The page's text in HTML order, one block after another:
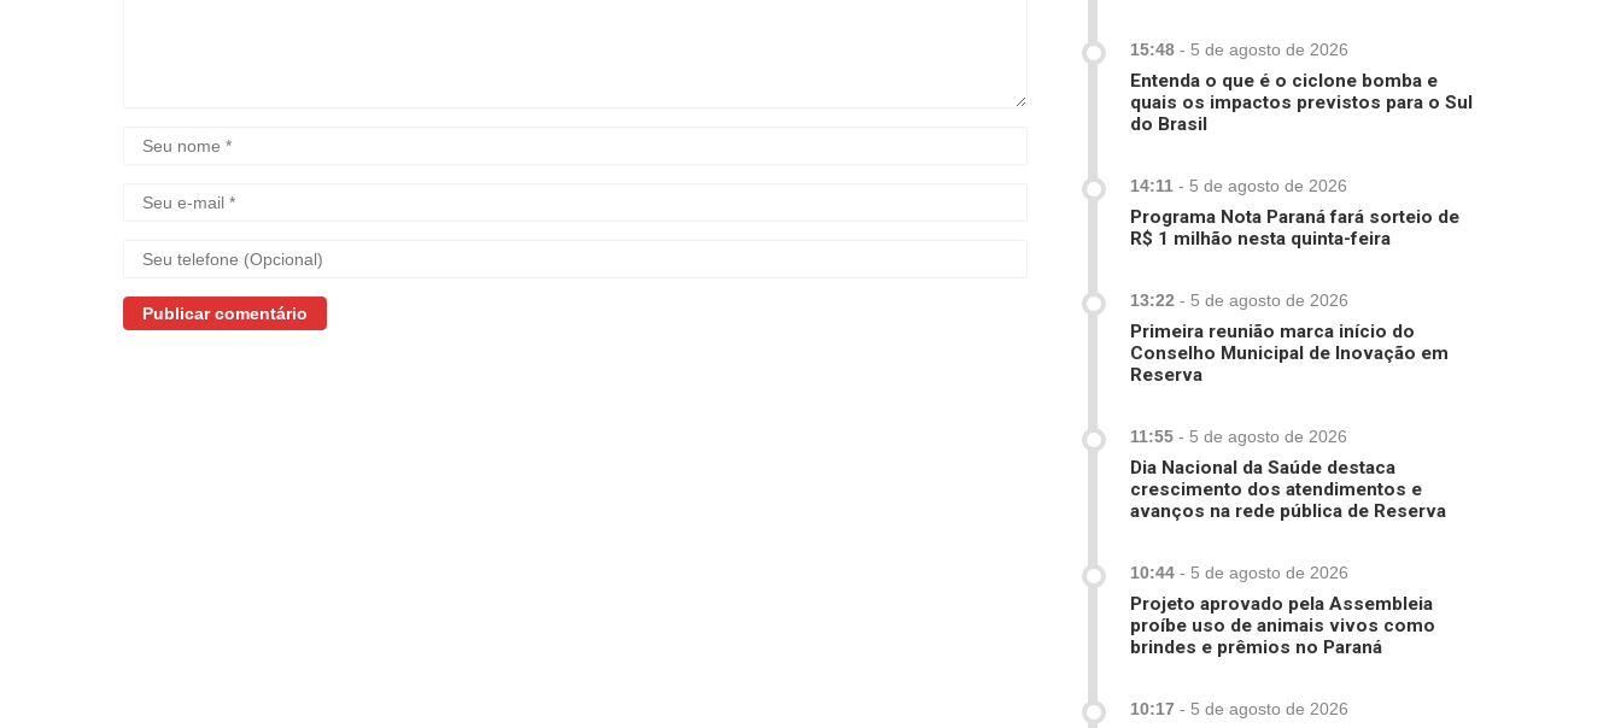
15:48 - 5 de agosto de 2026
Entenda o que é o ciclone bomba e
quais os impactos previstos para o Sul
do Brasil
14:11 - 5 de agosto de 2026
Programa Nota Paraná fará sorteio de
R$ 1 milhão nesta quinta-feira
13:22 - 5 de agosto de 2026
Primeira reunião marca início do
Conselho Municipal de Inovação em
Reserva
11:55 - 5 de agosto de 2026
Dia Nacional da Saúde destaca
crescimento dos atendimentos e
avanços na rede pública de Reserva
10:44 - 5 de agosto de 2026
Projeto aprovado pela Assembleia
proíbe uso de animais vivos como
brindes e prêmios no Paraná
10:17 - 5 de agosto de 2026